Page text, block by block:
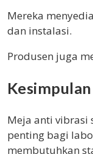
Mereka
dan instalasi.
Produsen juga
Kesimpulan
Meja anti vibrasi
penting bagi
membutuhkan